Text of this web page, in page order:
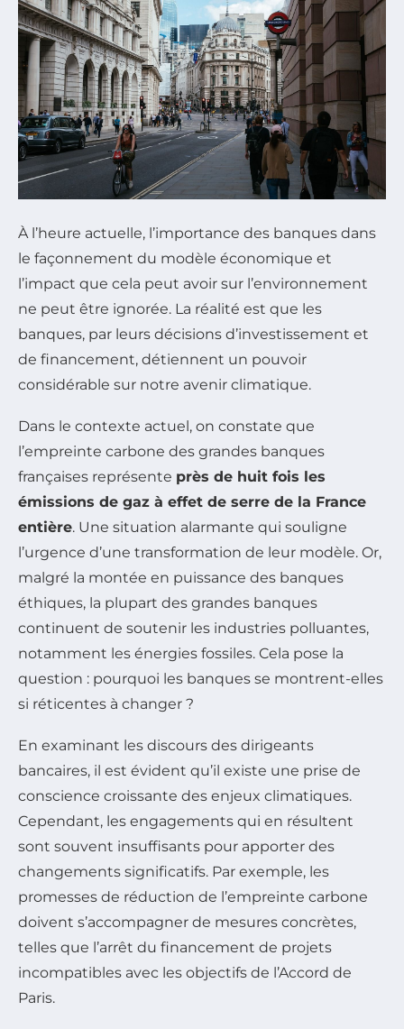
À l’heure actuelle, l’importance des banques dans
le façonnement du modèle économique et
l’impact que cela peut avoir sur l’environnement
ne peut être ignorée. La réalité est que les
banques, par leurs décisions d’investissement et
de financement, détiennent un pouvoir
considérable sur notre avenir climatique.
Dans le contexte actuel, on constate que
l’empreinte carbone des grandes banques
françaises représente près de huit fois les
émissions de gaz à effet de serre de la France
entière. Une situation alarmante qui souligne
l’urgence d’une transformation de leur modèle. Or,
malgré la montée en puissance des banques
éthiques, la plupart des grandes banques
continuent de soutenir les industries polluantes,
notamment les énergies fossiles. Cela pose la
question : pourquoi les banques se montrent-elles
si réticentes à changer ?
En examinant les discours des dirigeants
bancaires, il est évident qu’il existe une prise de
conscience croissante des enjeux climatiques.
Cependant, les engagements qui en résultent
sont souvent insuffisants pour apporter des
changements significatifs. Par exemple, les
promesses de réduction de l’empreinte carbone
doivent s’accompagner de mesures concrètes,
telles que l’arrêt du financement de projets
incompatibles avec les objectifs de l’Accord de
Paris.